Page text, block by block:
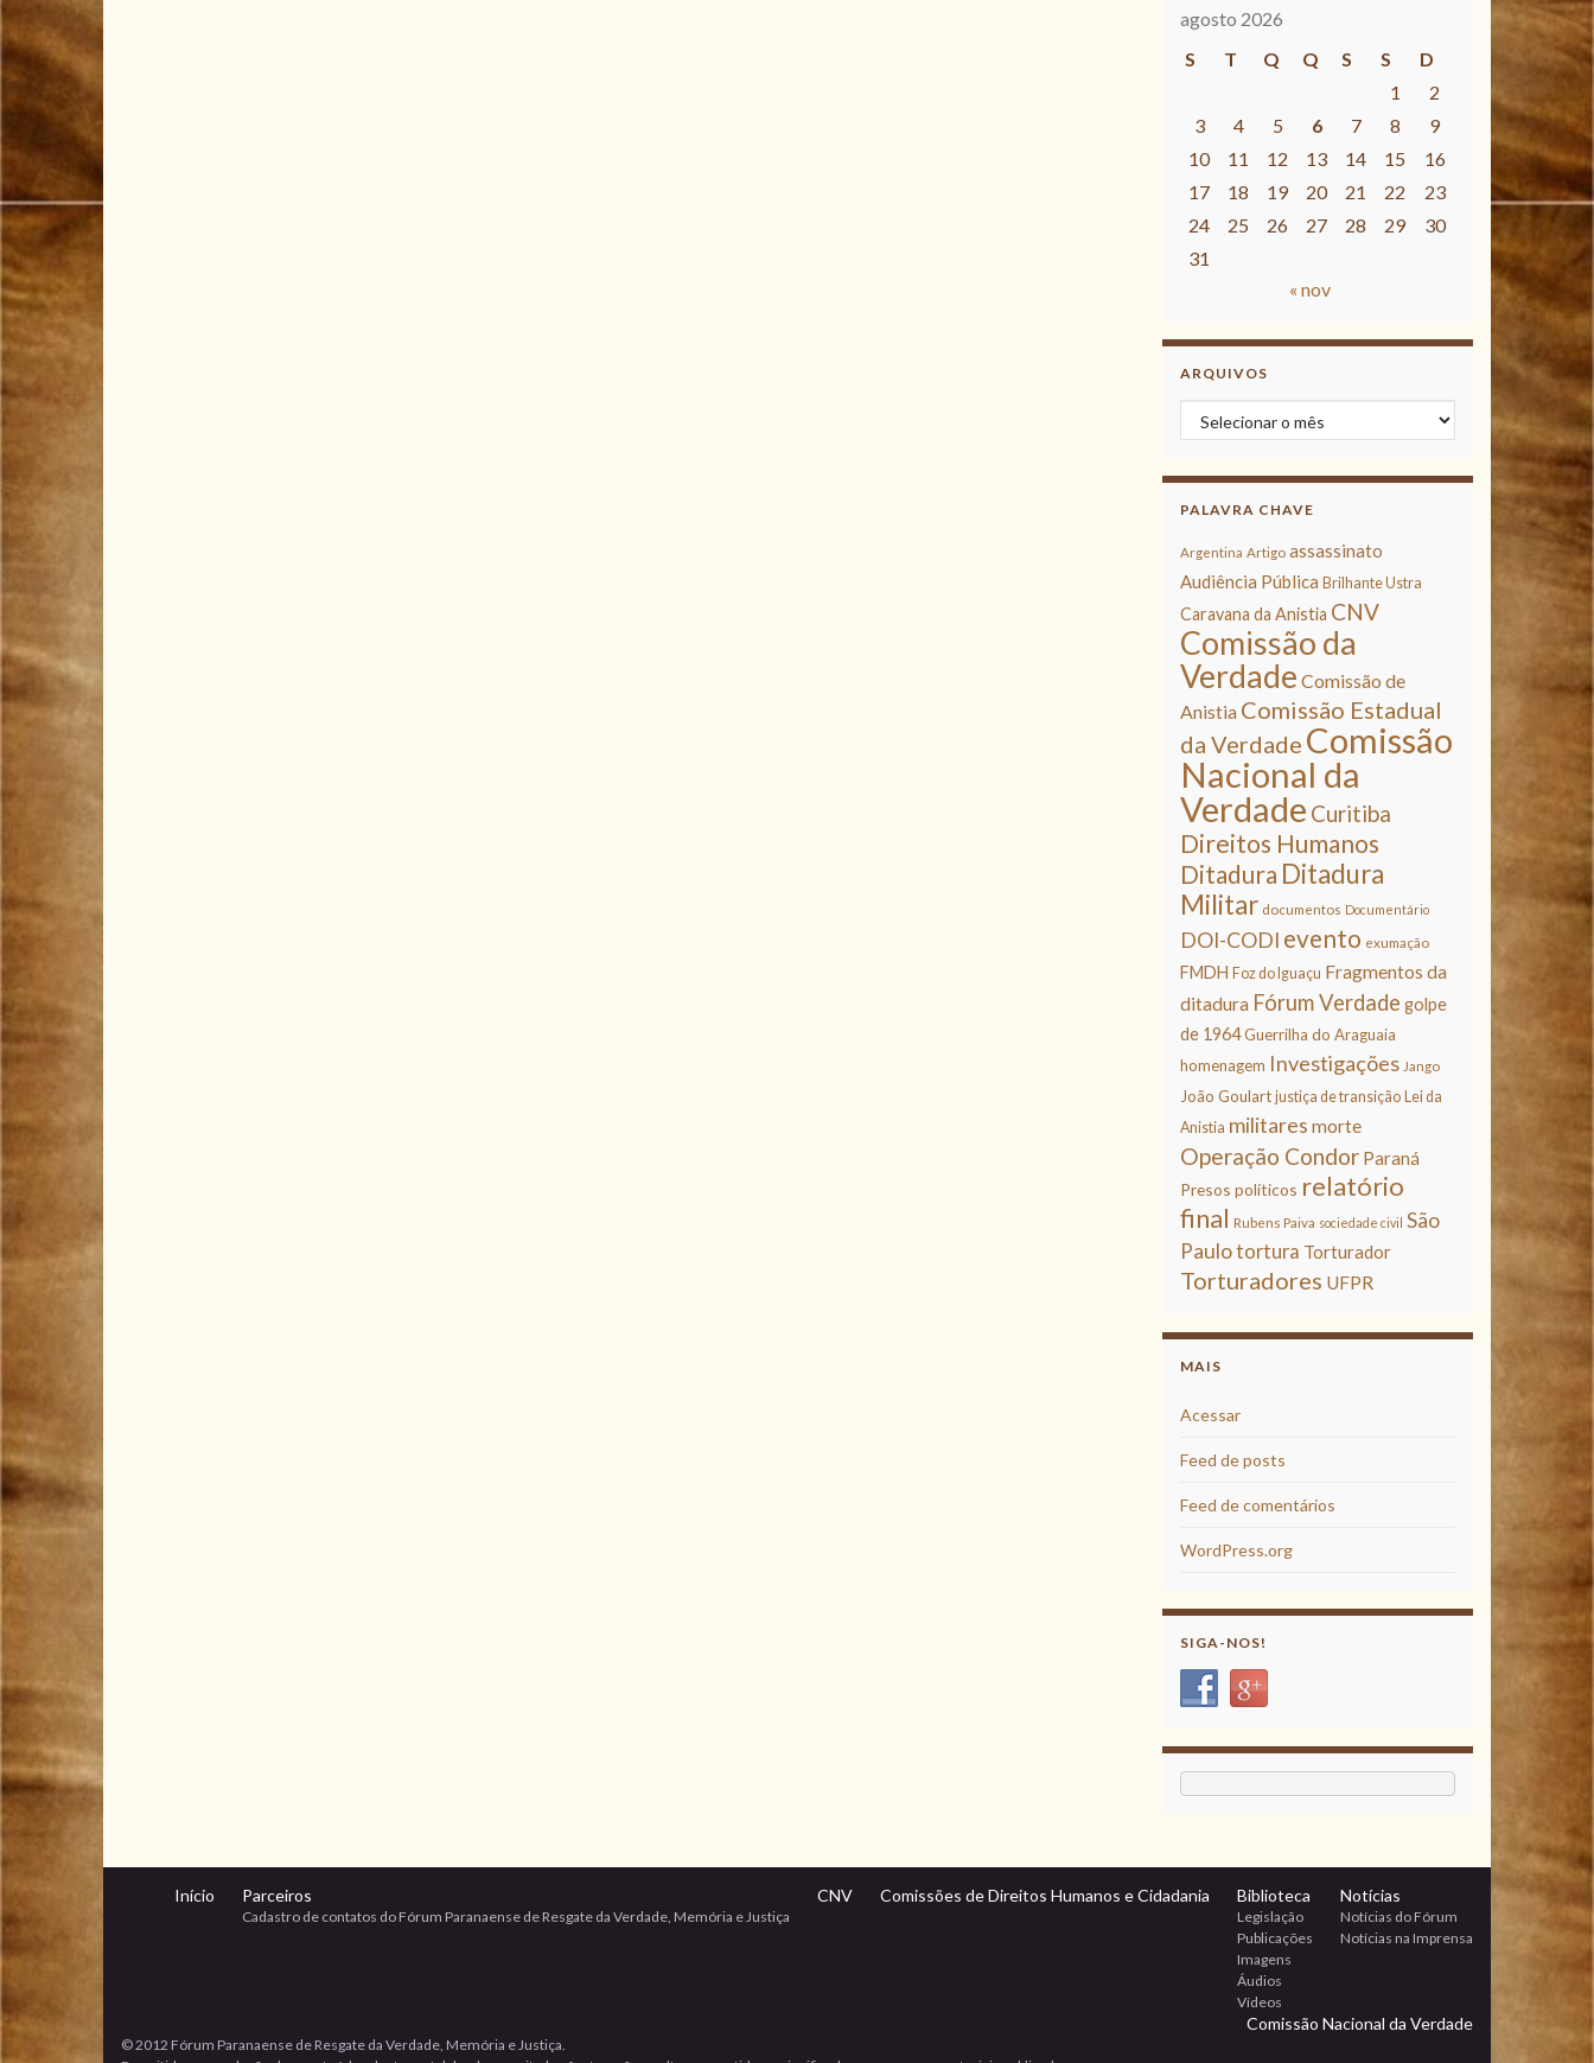
agosto 2026
S
T Q Q S S
D
1
2
3
4 5 6 7 8
9
10
11 12 13 14 15
16
17
18 19 20 21 22
23
24
25 26 27 28 29
30
31
« nov
ARQUIVOS
Arquivos
PALAVRA CHAVE
Argentina Artigo assassinato
Audiência Pública Brilhante Ustra
Caravana da Anistia CNV
Comissão da
Verdade Comissão de
Anistia Comissão Estadual
da Verdade Comissão
Nacional da
Verdade Curitiba
Direitos Humanos
Ditadura Ditadura
Militar documentos Documentário
DOI-CODI evento exumação
FMDH Foz do Iguaçu Fragmentos da
ditadura Fórum Verdade golpe
de 1964 Guerrilha do Araguaia
homenagem Investigações Jango
João Goulart justiça de transição Lei da
Anistia militares morte
Operação Condor Paraná
Presos políticos relatório
final Rubens Paiva sociedade civil São
Paulotortura Torturador
Torturadores UFPR
MAIS
Acessar
Feed de posts
Feed de comentários
WordPress.org
SIGA-NOS!
Início Parceiros
Cadastro de contatos do Fórum Paranaense de Resgate da Verdade, Memória e Justiça
CNV Comissões de Direitos Humanos e Cidadania Biblioteca
Legislação
Publicações
Imagens
Áudios
Vídeos
Notícias
Notícias do Fórum
Notícias na Imprensa
Comissão Nacional da Verdade
© 2012 Fórum Paranaense de Resgate da Verdade, Memória e Justiça.